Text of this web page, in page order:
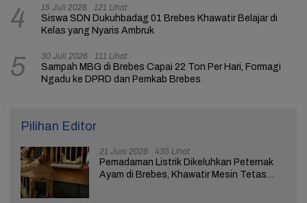
4 15 Juli 2026 121 Lihat
Siswa SDN Dukuhbadag 01 Brebes Khawatir Belajar di
Kelas yang Nyaris Ambruk
5 30 Juli 2026 111 Lihat
Sampah MBG di Brebes Capai 22 Ton Per Hari, Formagi
Ngadu ke DPRD dan Pemkab Brebes
Pilihan Editor
21 Juni 2026 435 Lihat
Pemadaman Listrik Dikeluhkan Peternak
Ayam di Brebes, Khawatir Mesin Tetas